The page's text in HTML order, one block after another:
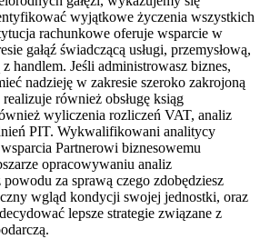
wyjątkowe życzenia wszystkich
rachunkowe oferuje wsparcie w
gałąź świadczącą usługi, przemysłową,
handlem. Jeśli administrowasz biznes,
nadzieję w zakresie szeroko zakrojoną
również obsługę ksiąg
wyliczenia rozliczeń VAT, analiz
PIT. Wykwalifikowani analitycy
Partnerowi biznesowemu
opracowywaniu analiz
za sprawą czego zdobędziesz
wgląd kondycji swojej jednostki, oraz
lepsze strategie związane z